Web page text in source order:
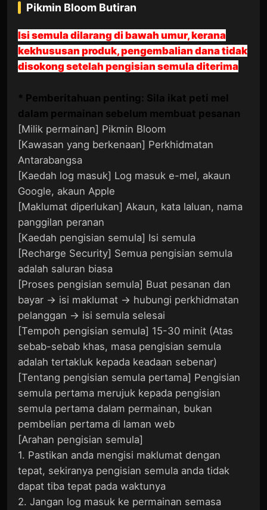
Pikmin Bloom Butiran
Isi semula dilarang di bawah umur, kerana
kekhususan produk, pengembalian dana tidak
disokong setelah pengisian semula diterima
* Pemberitahuan penting: Sila ikat peti mel
dalam permainan sebelum membuat pesanan
[Milik permainan] Pikmin Bloom
[Kawasan yang berkenaan] Perkhidmatan
Antarabangsa
[Kaedah log masuk] Log masuk e-mel, akaun
Google, akaun Apple
[Maklumat diperlukan] Akaun, kata laluan, nama
panggilan peranan
[Kaedah pengisian semula] Isi semula
[Recharge Security] Semua pengisian semula
adalah saluran biasa
[Proses pengisian semula] Buat pesanan dan
bayar → isi maklumat → hubungi perkhidmatan
pelanggan → isi semula selesai
[Tempoh pengisian semula] 15-30 minit (Atas
sebab-sebab khas, masa pengisian semula
adalah tertakluk kepada keadaan sebenar)
[Tentang pengisian semula pertama] Pengisian
semula pertama merujuk kepada pengisian
semula pertama dalam permainan, bukan
pembelian pertama di laman web
[Arahan pengisian semula]
1. Pastikan anda mengisi maklumat dengan
tepat, sekiranya pengisian semula anda tidak
dapat tiba tepat pada waktunya
2. Jangan log masuk ke permainan semasa